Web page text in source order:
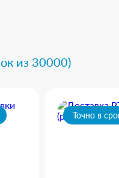
из 30000)
Точно в